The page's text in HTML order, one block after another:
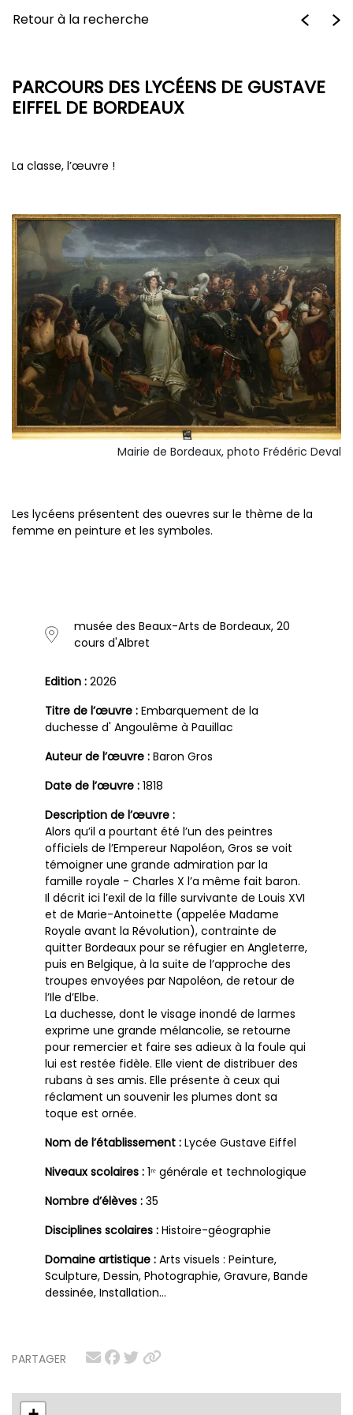
Retour à la recherche
PARTAGER
PARCOURS DES LYCÉENS DE GUSTAVE
EIFFEL DE BORDEAUX
La classe, l’œuvre !
Mairie de Bordeaux, photo Frédéric Deval
Les lycéens présentent des ouevres sur le thème de la
femme en peinture et les symboles.
musée des Beaux-Arts de Bordeaux, 20
cours d'Albret
Edition : 2026
Titre de l’œuvre : Embarquement de la
duchesse d' Angoulême à Pauillac
Auteur de l’œuvre : Baron Gros
Date de l’œuvre : 1818
Description de l’œuvre :
Alors qu’il a pourtant été l’un des peintres
officiels de l’Empereur Napoléon, Gros se voit
témoigner une grande admiration par la
famille royale - Charles X l’a même fait baron.
Il décrit ici l’exil de la fille survivante de Louis XVI
et de Marie-Antoinette (appelée Madame
Royale avant la Révolution), contrainte de
quitter Bordeaux pour se réfugier en Angleterre,
puis en Belgique, à la suite de l’approche des
troupes envoyées par Napoléon, de retour de
l’Ile d’Elbe.
La duchesse, dont le visage inondé de larmes
exprime une grande mélancolie, se retourne
pour remercier et faire ses adieux à la foule qui
lui est restée fidèle. Elle vient de distribuer des
rubans à ses amis. Elle présente à ceux qui
réclament un souvenir les plumes dont sa
toque est ornée.
Nom de l’établissement : Lycée Gustave Eiffel
Niveaux scolaires : 1ʳᵉ générale et technologique
Nombre d’élèves : 35
Disciplines scolaires : Histoire-géographie
Domaine artistique : Arts visuels : Peinture,
Sculpture, Dessin, Photographie, Gravure, Bande
dessinée, Installation…